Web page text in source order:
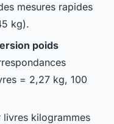
mesures rapides
kg).
poids
= 2,27 kg, 100
kilogrammes